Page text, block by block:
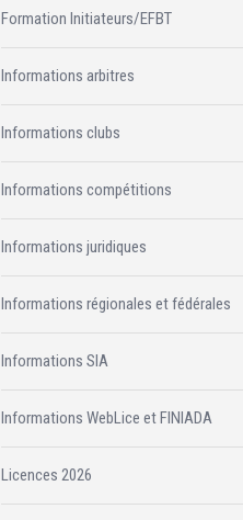
Formation Initiateurs/EFBT
Informations arbitres
Informations clubs
Informations compétitions
Informations juridiques
Informations régionales et fédérales
Informations SIA
Informations WebLice et FINIADA
Licences 2026